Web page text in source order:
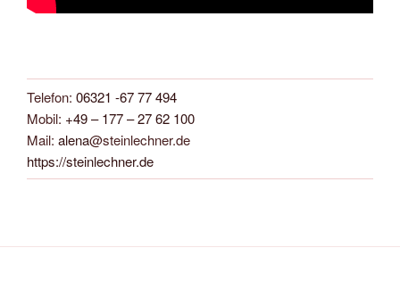
Telefon: 06321 -67 77 494
Mobil: +49 – 177 – 27 62 100
Mail: alena@steinlechner.de
https://steinlechner.de